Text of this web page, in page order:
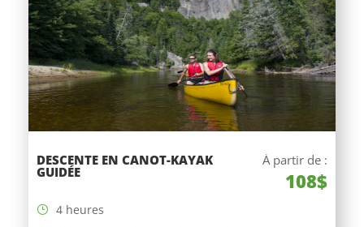
DESCENTE EN CANOT-KAYAK
GUIDÉE
À partir de :
108$
4 heures